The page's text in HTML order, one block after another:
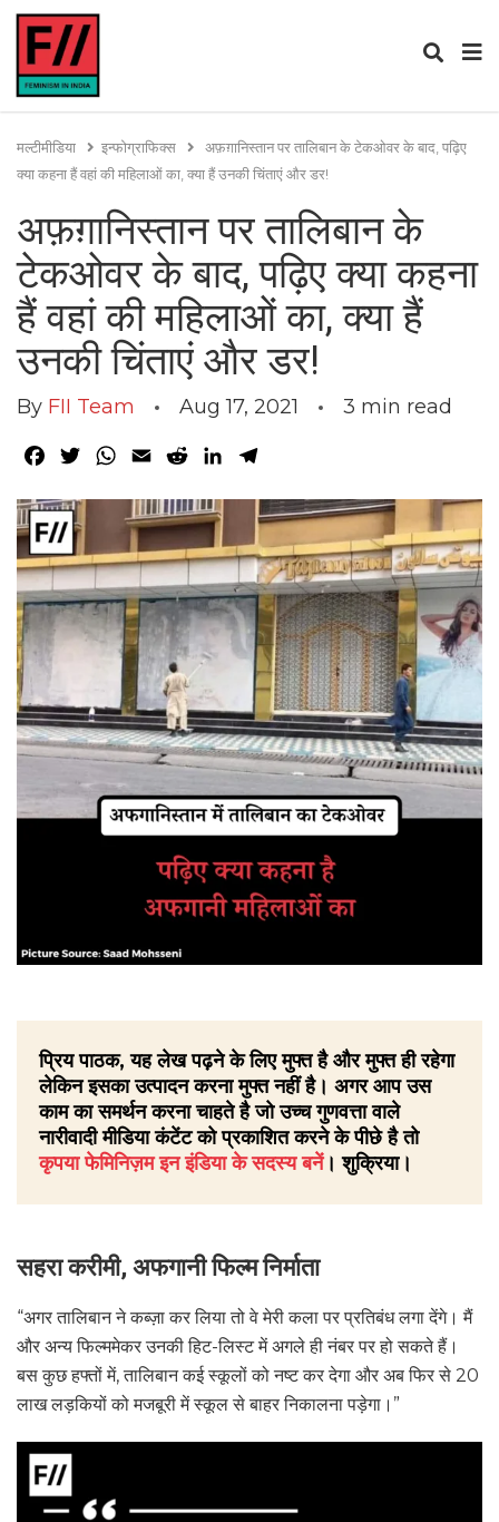
मल्टीमीडिया इन्फोग्राफिक्स
अफ़ग़ानिस्तान पर तालिबान के टेकओवर के बाद, पढ़िए
क्या कहना हैं वहां की महिलाओं का, क्या हैं उनकी चिंताएं और डर!
अफ़ग़ानिस्तान पर तालिबान के
टेकओवर के बाद, पढ़िए क्या कहना
हैं वहां की महिलाओं का, क्या हैं
उनकी चिंताएं और डर!
By FII Team Aug 17, 2021 3 min read
Facebook
TwitterWhatsApp
Email RedditLinkedIn
प्रिय पाठक, यह लेख पढ़ने के लिए मुफ्त है और मुफ्त ही रहेगा
लेकिन इसका उत्पादन करना मुफ्त नहीं है। अगर आप उस
काम का समर्थन करना चाहते है जो उच्च गुणवत्ता वाले
नारीवादी मीडिया कंटेंट को प्रकाशित करने के पीछे है तो
कृपया फेमिनिज़म इन इंडिया के सदस्य बनें। शुक्रिया।
सहरा करीमी, अफगानी फिल्म निर्माता
“अगर तालिबान ने कब्ज़ा कर लिया तो वे मेरी कला पर प्रतिबंध लगा देंगे। मैं
और अन्य फिल्ममेकर उनकी हिट-लिस्ट में अगले ही नंबर पर हो सकते हैं।
बस कुछ हफ्तों में, तालिबान कई स्कूलों को नष्ट कर देगा और अब फिर से 20
लाख लड़कियों को मजबूरी में स्कूल से बाहर निकालना पड़ेगा।”